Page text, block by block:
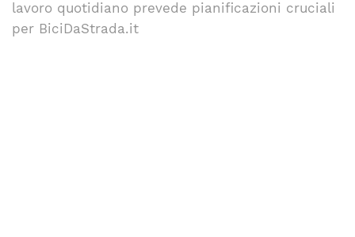
lavoro quotidiano prevede pianificazioni cruciali
per BiciDaStrada.it